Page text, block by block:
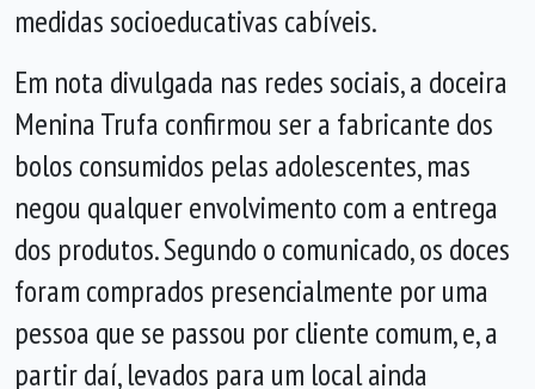
medidas socioeducativas cabíveis.
Em nota divulgada nas redes sociais, a doceira
Menina Trufa confirmou ser a fabricante dos
bolos consumidos pelas adolescentes, mas
negou qualquer envolvimento com a entrega
dos produtos. Segundo o comunicado, os doces
foram comprados presencialmente por uma
pessoa que se passou por cliente comum, e, a
partir daí, levados para um local ainda